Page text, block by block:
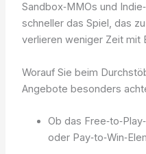
Sandbox‑MMOs und
schneller das Spiel, das
verlieren weniger Zeit mit
Worauf Sie beim
Angebote besonders
Ob das
oder